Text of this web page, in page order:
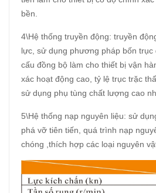
bền.
4\Hệ thống truyền động: truyền
lực, sử dụng phương pháp bốn
cấu đồng bộ làm cho thiết bị vận
xác hoạt động cao, tỷ lệ trục trặc
sử dụng phụ tùng chất lượng cao
5\Hệ thống nạp nguyên liệu: sử
phá vỡ tiên tiến, quá trình nạp
chóng ,thích hợp các loại nguyên